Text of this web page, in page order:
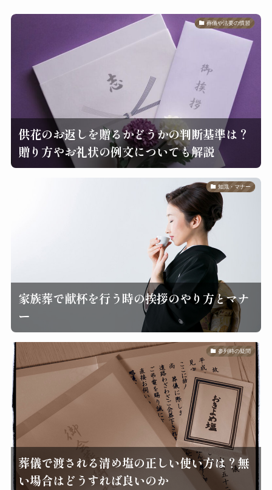
葬儀や法要の慣習
供花のお返しを贈るかどうかの判断基準は？
贈り方やお礼状の例文についても解説
知識・マナー
家族葬で献杯を行う時の挨拶のやり方とマナ
ー
参列時の疑問
葬儀で渡される清め塩の正しい使い方は？無
い場合はどうすれば良いのか